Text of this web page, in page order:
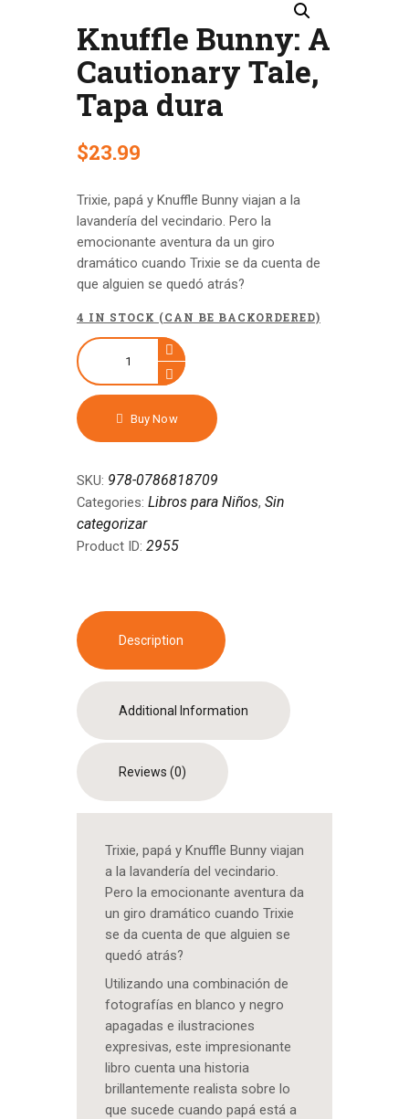
Knuffle Bunny: A
Cautionary Tale,
Tapa dura
$23.99
Trixie, papá y Knuffle Bunny viajan a la
lavandería del vecindario. Pero la
emocionante aventura da un giro
dramático cuando Trixie se da cuenta de
que alguien se quedó atrás?
4 IN STOCK (CAN BE BACKORDERED)
Knuffle
Bunny:
Cautionary
Tale,
dura
quantity
Buy Now
SKU: 978-0786818709
Categories: Libros para Niños, Sin
categorizar
Product ID: 2955
Description
Additional Information
Reviews (0)
Trixie, papá y Knuffle Bunny viajan
a la lavandería del vecindario.
Pero la emocionante aventura da
un giro dramático cuando Trixie
se da cuenta de que alguien se
quedó atrás?
Utilizando una combinación de
fotografías en blanco y negro
apagadas e ilustraciones
expresivas, este impresionante
libro cuenta una historia
brillantemente realista sobre lo
que sucede cuando papá está a